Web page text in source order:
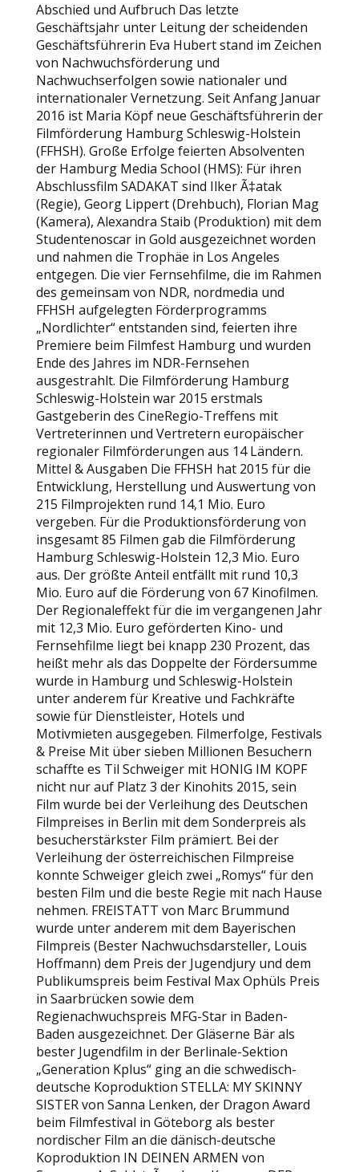
Abschied und Aufbruch Das letzte
Geschäftsjahr unter Leitung der scheidenden
Geschäftsführerin Eva Hubert stand im Zeichen
von Nachwuchsförderung und
Nachwuchserfolgen sowie nationaler und
internationaler Vernetzung. Seit Anfang Januar
2016 ist Maria Köpf neue Geschäftsführerin der
Filmförderung Hamburg Schleswig-Holstein
(FFHSH). Große Erfolge feierten Absolventen
der Hamburg Media School (HMS): Für ihren
Abschlussfilm SADAKAT sind Ilker Ã‡atak
(Regie), Georg Lippert (Drehbuch), Florian Mag
(Kamera), Alexandra Staib (Produktion) mit dem
Studentenoscar in Gold ausgezeichnet worden
und nahmen die Trophäe in Los Angeles
entgegen. Die vier Fernsehfilme, die im Rahmen
des gemeinsam von NDR, nordmedia und
FFHSH aufgelegten Förderprogramms
„Nordlichter“ entstanden sind, feierten ihre
Premiere beim Filmfest Hamburg und wurden
Ende des Jahres im NDR-Fernsehen
ausgestrahlt. Die Filmförderung Hamburg
Schleswig-Holstein war 2015 erstmals
Gastgeberin des CineRegio-Treffens mit
Vertreterinnen und Vertretern europäischer
regionaler Filmförderungen aus 14 Ländern.
Mittel & Ausgaben Die FFHSH hat 2015 für die
Entwicklung, Herstellung und Auswertung von
215 Filmprojekten rund 14,1 Mio. Euro
vergeben. Für die Produktionsförderung von
insgesamt 85 Filmen gab die Filmförderung
Hamburg Schleswig-Holstein 12,3 Mio. Euro
aus. Der größte Anteil entfällt mit rund 10,3
Mio. Euro auf die Förderung von 67 Kinofilmen.
Der Regionaleffekt für die im vergangenen Jahr
mit 12,3 Mio. Euro geförderten Kino- und
Fernsehfilme liegt bei knapp 230 Prozent, das
heißt mehr als das Doppelte der Fördersumme
wurde in Hamburg und Schleswig-Holstein
unter anderem für Kreative und Fachkräfte
sowie für Dienstleister, Hotels und
Motivmieten ausgegeben. Filmerfolge, Festivals
& Preise Mit über sieben Millionen Besuchern
schaffte es Til Schweiger mit HONIG IM KOPF
nicht nur auf Platz 3 der Kinohits 2015, sein
Film wurde bei der Verleihung des Deutschen
Filmpreises in Berlin mit dem Sonderpreis als
besucherstärkster Film prämiert. Bei der
Verleihung der österreichischen Filmpreise
konnte Schweiger gleich zwei „Romys“ für den
besten Film und die beste Regie mit nach Hause
nehmen. FREISTATT von Marc Brummund
wurde unter anderem mit dem Bayerischen
Filmpreis (Bester Nachwuchsdarsteller, Louis
Hoffmann) dem Preis der Jugendjury und dem
Publikumspreis beim Festival Max Ophüls Preis
in Saarbrücken sowie dem
Regienachwuchspreis MFG-Star in Baden-
Baden ausgezeichnet. Der Gläserne Bär als
bester Jugendfilm in der Berlinale-Sektion
„Generation Kplus“ ging an die schwedisch-
deutsche Koproduktion STELLA: MY SKINNY
SISTER von Sanna Lenken, der Dragon Award
beim Filmfestival in Göteborg als bester
nordischer Film an die dänisch-deutsche
Koproduktion IN DEINEN ARMEN von